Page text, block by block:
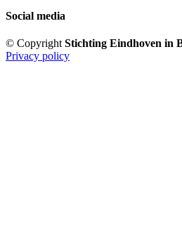
Social media
© Copyright Stichting Eindhoven in
Privacy policy